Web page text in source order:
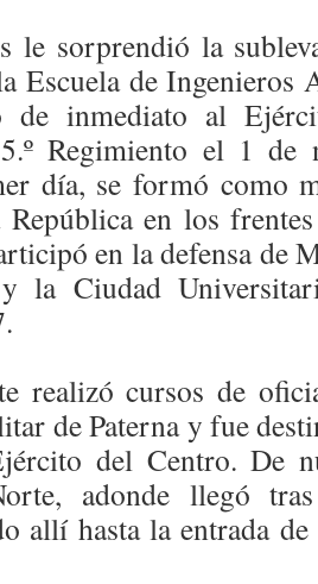
le sorprendió la
Escuela de
de inmediato al
Regimiento el 1 de
día, se formó como
en los
en la defensa de
la Ciudad
realizó cursos de
de Paterna y fue
del Centro. De
adonde llegó
allí hasta la entrada